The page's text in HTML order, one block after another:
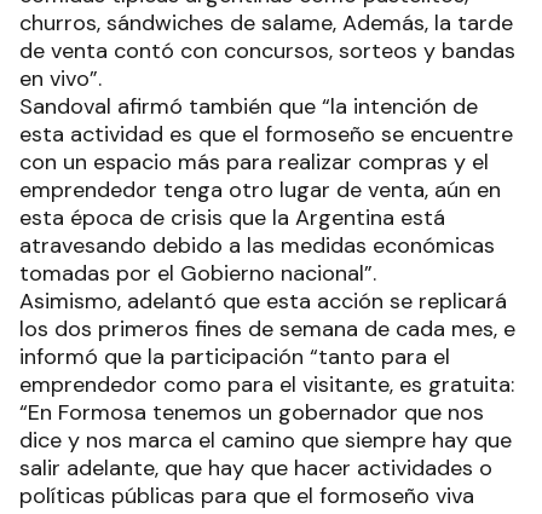
churros, sándwiches de salame, Además, la tarde
de venta contó con concursos, sorteos y bandas
en vivo”.
Sandoval afirmó también que “la intención de
esta actividad es que el formoseño se encuentre
con un espacio más para realizar compras y el
emprendedor tenga otro lugar de venta, aún en
esta época de crisis que la Argentina está
atravesando debido a las medidas económicas
tomadas por el Gobierno nacional”.
Asimismo, adelantó que esta acción se replicará
los dos primeros fines de semana de cada mes, e
informó que la participación “tanto para el
emprendedor como para el visitante, es gratuita:
“En Formosa tenemos un gobernador que nos
dice y nos marca el camino que siempre hay que
salir adelante, que hay que hacer actividades o
políticas públicas para que el formoseño viva